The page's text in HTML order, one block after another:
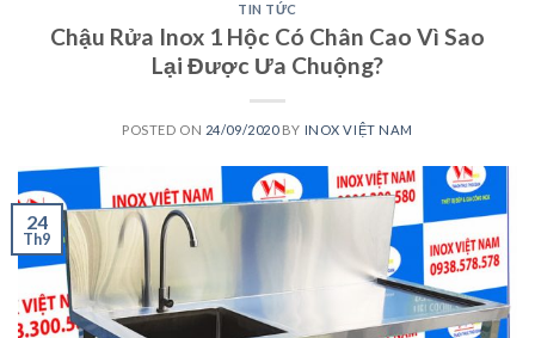
TIN TỨC
Chậu Rửa Inox 1 Hộc Có Chân Cao Vì Sao
Lại Được Ưa Chuộng?
POSTED ON 24/09/2020BY INOX VIỆT NAM
24
Th9